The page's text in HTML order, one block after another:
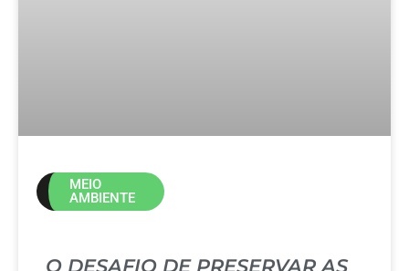
MEIO
AMBIENTE
O DESAFIO DE PRESERVAR AS